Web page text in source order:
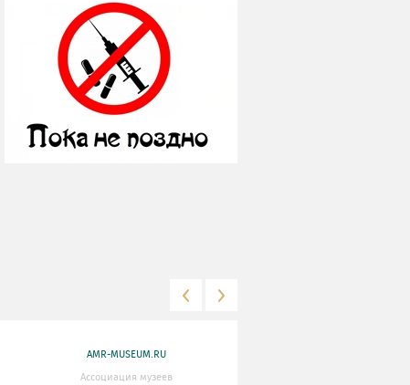
AMR-MUSEUM.RU
Ассоциация музеев